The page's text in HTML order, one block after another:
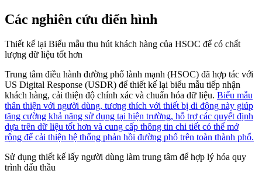
Các nghiên cứu điển hình
Thiết kế lại Biểu mẫu thu hút khách hàng của HSOC để có chất
lượng dữ liệu tốt hơn
Trung tâm điều hành đường phố lành mạnh (HSOC) đã hợp tác với
US Digital Response (USDR) để thiết kế lại biểu mẫu tiếp nhận
khách hàng, cải thiện độ chính xác và chuẩn hóa dữ liệu. Biểu mẫu
thân thiện với người dùng, tương thích với thiết bị di động này giúp
tăng cường khả năng sử dụng tại hiện trường, hỗ trợ các quyết định
dựa trên dữ liệu tốt hơn và cung cấp thông tin chi tiết có thể mở
rộng để cải thiện hệ thống phản hồi đường phố trên toàn thành phố.
Sử dụng thiết kế lấy người dùng làm trung tâm để hợp lý hóa quy
trình đấu thầu